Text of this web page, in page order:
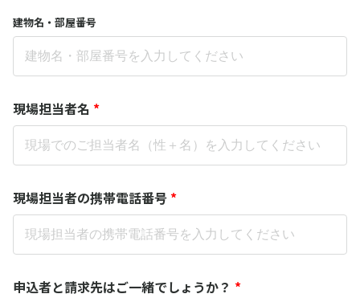
建物名・部屋番号
現場担当者名 *
現場担当者の携帯電話番号 *
申込者と請求先はご一緒でしょうか？ *